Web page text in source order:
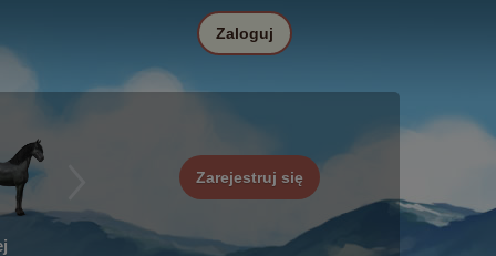
Zarejestruj się
Zaloguj